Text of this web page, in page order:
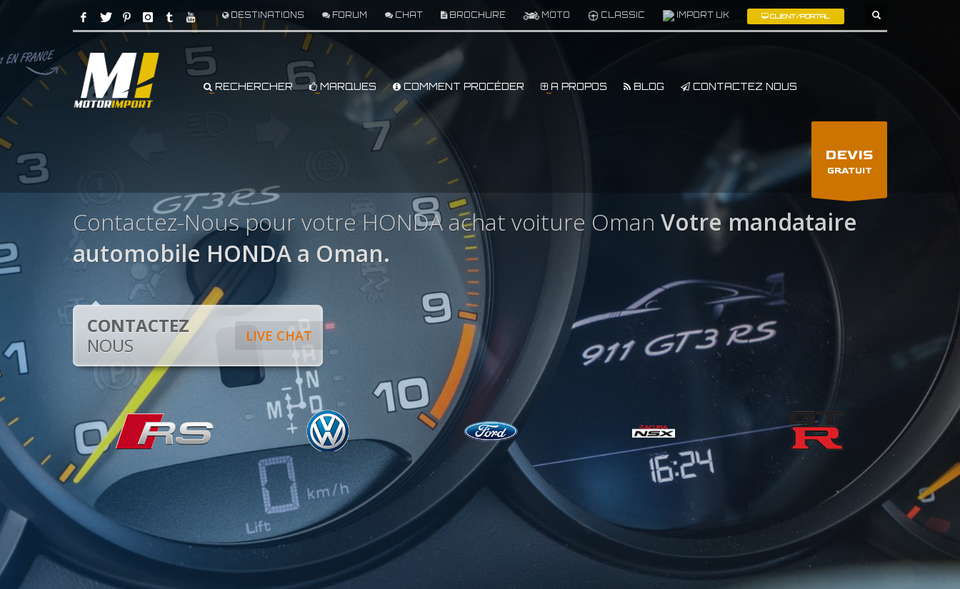
DESTINATIONS FORUM CHAT BROCHURE MOTO CLASSIC IMPORT UK CLIENT/PORTAL
RECHERCHER MARQUES COMMENT PROCÉDER A PROPOS BLOG CONTACTEZ NOUS
DEVIS
GRATUIT
Contactez-Nous pour votre HONDA achat voiture Oman Votre mandataire
automobile HONDA a Oman.
LIVE CHAT
CONTACTEZ
NOUS